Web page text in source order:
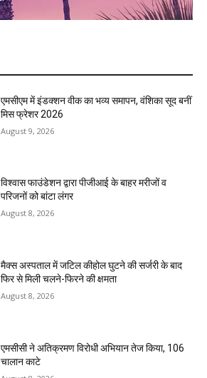
एमसीएम में इंडक्शन वीक का भव्य समापन, वंशिका सूद बनीं
मिस फ्रेशर 2026
August 9, 2026
विश्वास फाउंडेशन द्वारा पीजीआई के बाहर मरीजों व
परिजनों को बांटा लंगर
August 8, 2026
मैक्स अस्पताल में जटिल कीहोल घुटने की सर्जरी के बाद
फिर से मिली चलने-फिरने की क्षमता
August 8, 2026
एमसीसी ने अतिक्रमण विरोधी अभियान तेज किया, 106
चालान काटे